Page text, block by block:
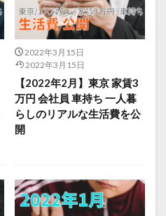
2022年3月15日
2022年3月15日
【2022年2月】東京 家賃3
万円 会社員 車持ち 一人暮
らしのリアルな生活費を公
開